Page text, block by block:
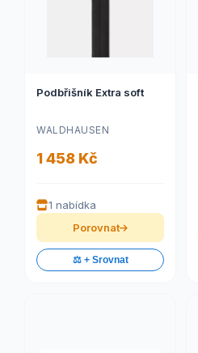
Podbřišník Extra soft
WALDHAUSEN
1 458 Kč
1 nabídka
Porovnat
⚖️ + Srovnat